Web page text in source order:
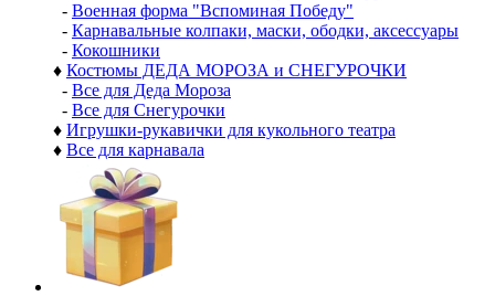
- Военная форма "Вспоминая Победу"
- Карнавальные колпаки, маски, ободки, аксессуары
- Кокошники
♦ Костюмы ДЕДА МОРОЗА и СНЕГУРОЧКИ
- Все для Деда Мороза
- Все для Снегурочки
♦ Игрушки-рукавички для кукольного театра
♦ Все для карнавала